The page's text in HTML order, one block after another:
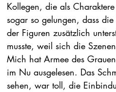
Kollegen, die als
sogar so gelungen, dass
der Figuren zusätzlich
musste, weil sich die
Mich hat Armee des
im Nu ausgelesen. Das
sehen, war toll, die